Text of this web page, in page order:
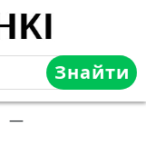
Знайти
—